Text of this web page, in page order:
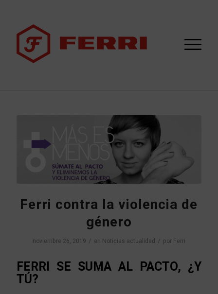
Ferri contra la violencia de
género
noviembre 26, 2019 / en Noticias actualidad / por Ferri
FERRI SE SUMA AL PACTO, ¿Y
TÚ?